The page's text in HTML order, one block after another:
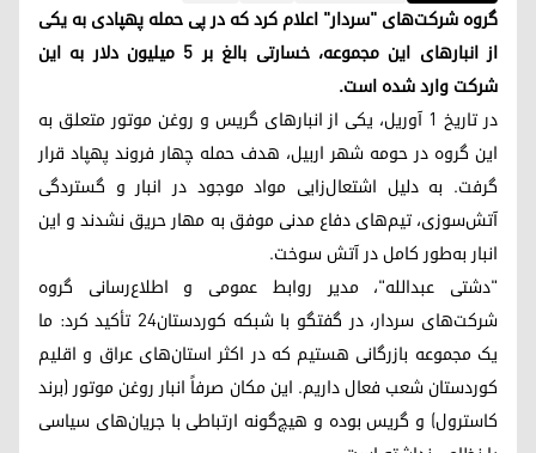
گروه شرکت‌های "سردار" اعلام کرد که در پی حمله پهپادی به یکی
از انبارهای این مجموعه، خسارتی بالغ بر ۵ میلیون دلار به این
شرکت وارد شده است.
در تاریخ ۱ آوریل، یکی از انبارهای گریس و روغن موتور متعلق به
این گروه در حومه شهر اربیل، هدف حمله چهار فروند پهپاد قرار
گرفت. به دلیل اشتعال‌زایی مواد موجود در انبار و گستردگی
آتش‌سوزی، تیم‌های دفاع مدنی موفق به مهار حریق نشدند و این
انبار به‌طور کامل در آتش سوخت.
"دشتی عبدالله"، مدیر روابط عمومی و اطلاع‌رسانی گروه
شرکت‌های سردار، در گفتگو با شبکه کوردستان۲۴ تأکید کرد: ما
یک مجموعه بازرگانی هستیم که در اکثر استان‌های عراق و اقلیم
کوردستان شعب فعال داریم. این مکان صرفاً انبار روغن موتور (برند
کاسترول) و گریس بوده و هیچ‌گونه ارتباطی با جریان‌های سیاسی